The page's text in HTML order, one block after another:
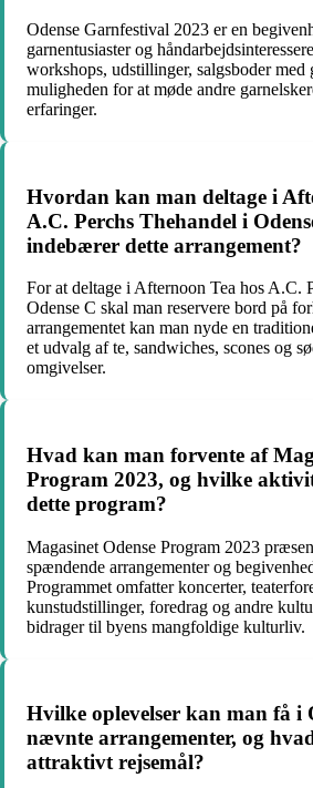
Odense Garnfestival 2023 er en
garnentusiaster og
workshops, udstillinger, salgsboder med
muligheden for at møde andre
erfaringer.
Hvordan kan man deltage i
A.C. Perchs Thehandel i
indebærer dette arrangement?
For at deltage i Afternoon Tea hos A.C.
Odense C skal man reservere bord på
arrangementet kan man nyde en
et udvalg af te, sandwiches, scones og
omgivelser.
Hvad kan man forvente af
Program 2023, og hvilke
dette program?
Magasinet Odense Program 2023
spændende arrangementer og
Programmet omfatter koncerter,
kunstudstillinger, foredrag og andre
bidrager til byens mangfoldige kulturliv.
Hvilke oplevelser kan man få i
nævnte arrangementer, og
attraktivt rejsemål?